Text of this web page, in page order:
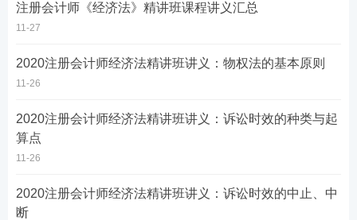
注册会计师《经济法》精讲班课程讲义汇总
11-27
2020注册会计师经济法精讲班讲义：物权法的基本原则
11-26
2020注册会计师经济法精讲班讲义：诉讼时效的种类与起
算点
11-26
2020注册会计师经济法精讲班讲义：诉讼时效的中止、中
断